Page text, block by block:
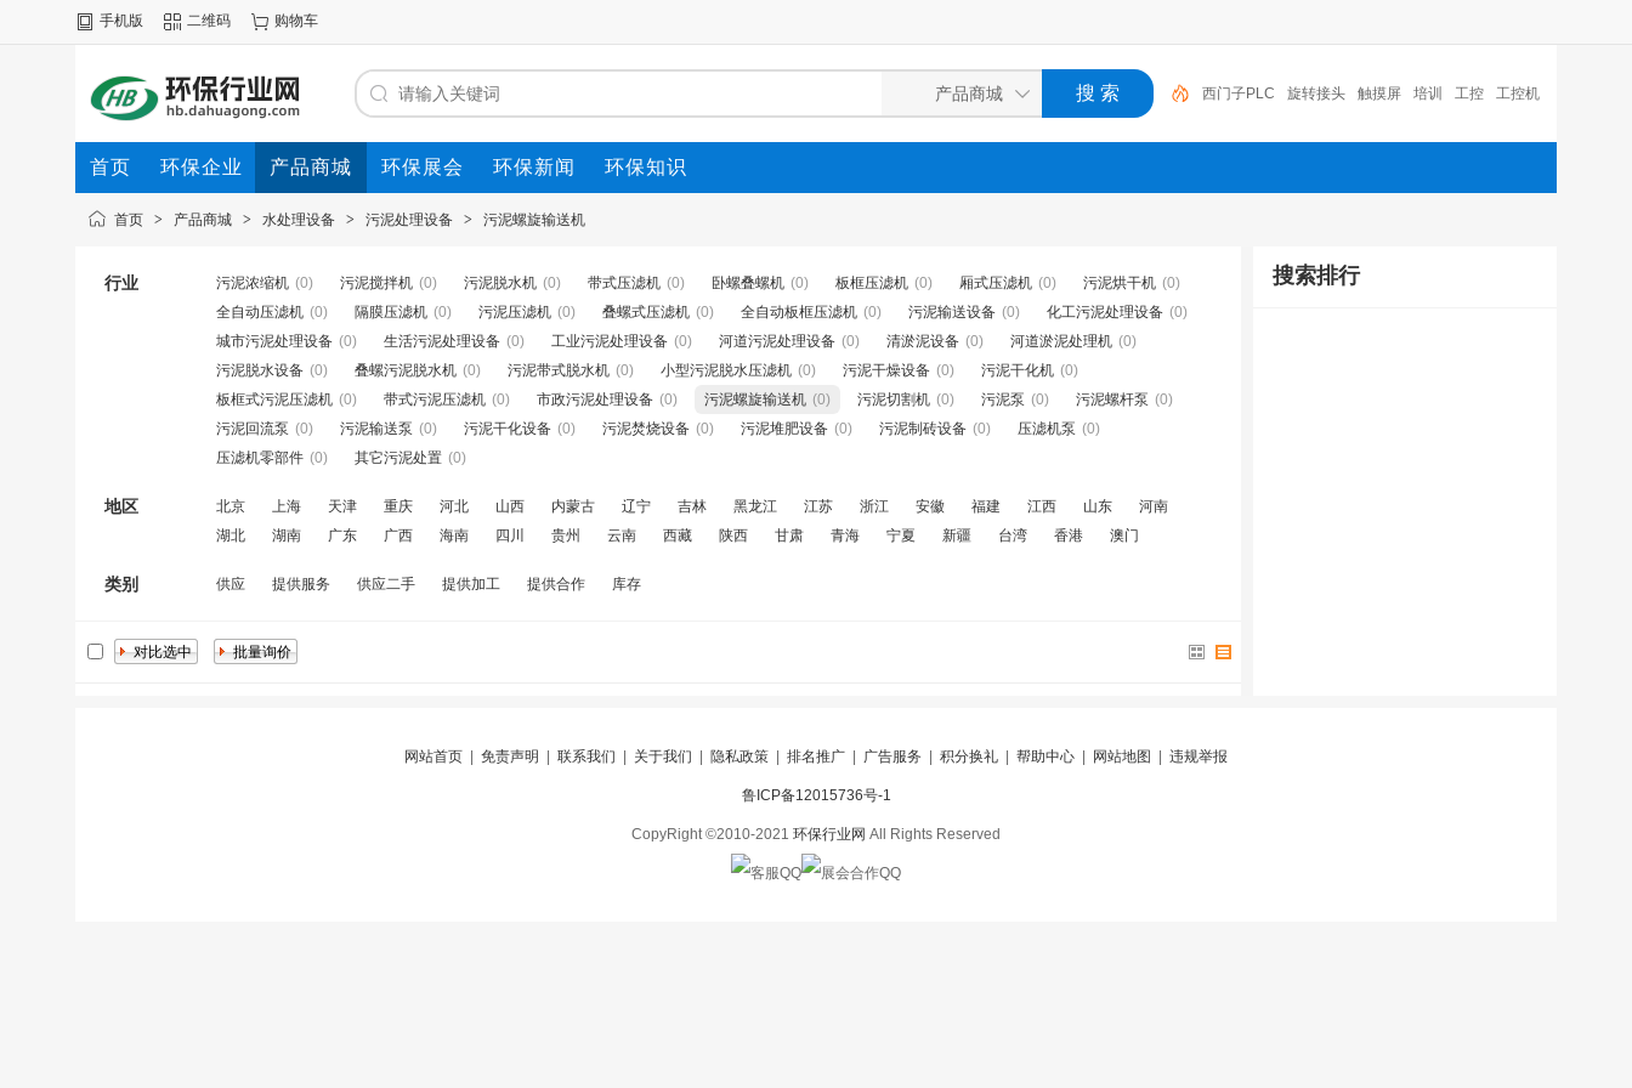
手机版 二维码 购物车
西门子PLC 旋转接头 触摸屏 培训 工控 工控机
变送器 球阀 plc 阀门
首页 环保企业 产品商城 环保展会 环保新闻 环保知识
首页 > 产品商城 > 水处理设备 > 污泥处理设备 > 污泥螺旋输送机
行业 污泥浓缩机 (0) 污泥搅拌机 (0) 污泥脱水机 (0) 带式压滤机 (0) 卧螺叠螺机 (0) 板框压滤机 (0) 厢式压滤机 (0) 污泥烘干机 (0)
全自动压滤机 (0) 隔膜压滤机 (0) 污泥压滤机 (0) 叠螺式压滤机 (0) 全自动板框压滤机 (0) 污泥输送设备 (0) 化工污泥处理设备 (0)
城市污泥处理设备 (0) 生活污泥处理设备 (0) 工业污泥处理设备 (0) 河道污泥处理设备 (0) 清淤泥设备 (0) 河道淤泥处理机 (0)
污泥脱水设备 (0) 叠螺污泥脱水机 (0) 污泥带式脱水机 (0) 小型污泥脱水压滤机 (0) 污泥干燥设备 (0) 污泥干化机 (0)
板框式污泥压滤机 (0) 带式污泥压滤机 (0) 市政污泥处理设备 (0) 污泥螺旋输送机 (0) 污泥切割机 (0) 污泥泵 (0) 污泥螺杆泵 (0)
污泥回流泵 (0) 污泥输送泵 (0) 污泥干化设备 (0) 污泥焚烧设备 (0) 污泥堆肥设备 (0) 污泥制砖设备 (0) 压滤机泵 (0)
压滤机零部件 (0) 其它污泥处置 (0)
地区 北京 上海 天津 重庆 河北 山西 内蒙古 辽宁 吉林 黑龙江 江苏 浙江 安徽 福建 江西 山东
河南
湖北
湖南 广东 广西 海南 四川 贵州 云南 西藏 陕西 甘肃 青海 宁夏 新疆 台湾 香港 澳门
类别 供应 提供服务 供应二手 提供加工 提供合作 库存
搜索排行
网站首页 免责声明 联系我们 关于我们 隐私政策 排名推广 广告服务 积分换礼 帮助中心 网站地图 违规举报
鲁ICP备12015736号-1
CopyRight ©2010-2021 环保行业网 All Rights Reserved